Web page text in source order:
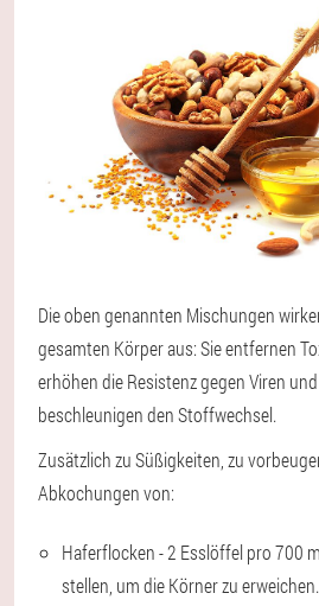
Die oben genannten Mischungen
gesamten Körper aus: Sie entfernen
erhöhen die Resistenz gegen Viren
beschleunigen den Stoffwechsel.
Zusätzlich zu Süßigkeiten, zu
Abkochungen von:
Haferflocken - 2 Esslöffel pro 700
stellen, um die Körner zu